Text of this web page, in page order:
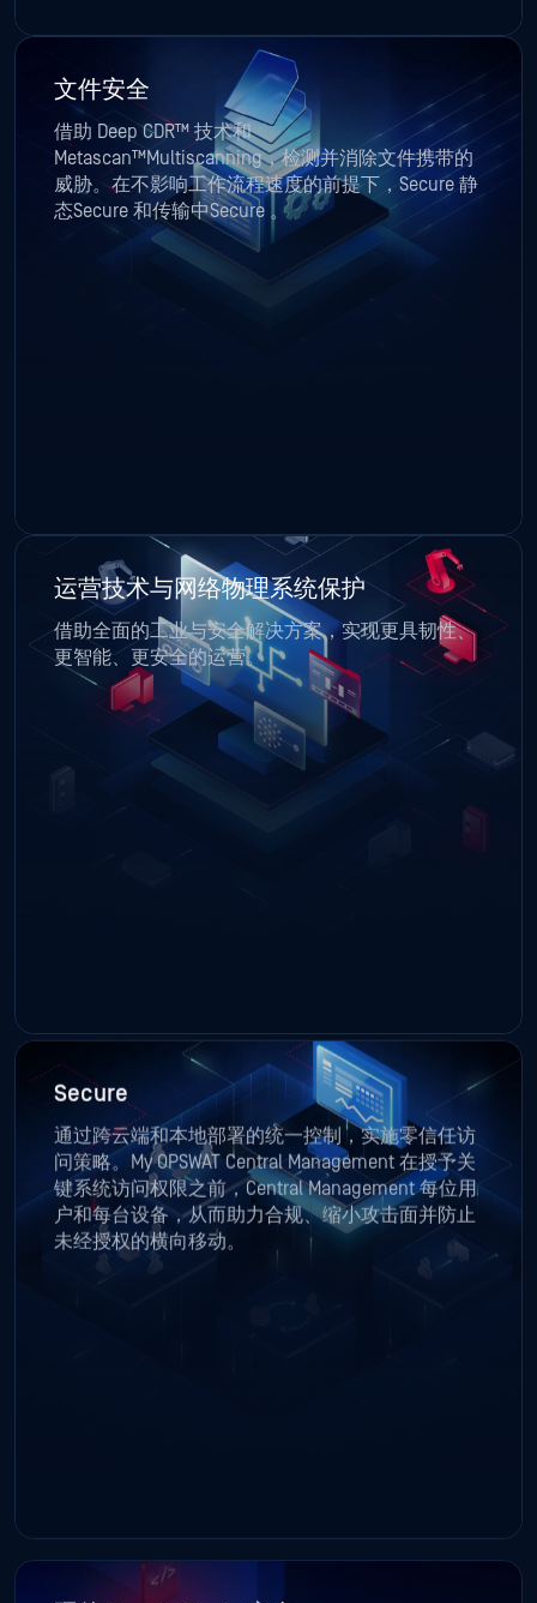
文件安全
借助 Deep CDR™ 技术和
Metascan™Multiscanning，检测并消除文件携带的
威胁。在不影响工作流程速度的前提下，Secure 静
态Secure 和传输中Secure 。
运营技术与网络物理系统保护
借助全面的工业与安全解决方案，实现更具韧性、
更智能、更安全的运营。
Secure
通过跨云端和本地部署的统一控制，实施零信任访
问策略。My OPSWAT Central Management 在授予关
键系统访问权限之前，Central Management 每位用
户和每台设备，从而助力合规、缩小攻击面并防止
未经授权的横向移动。
硬件 Supply Chain 安全